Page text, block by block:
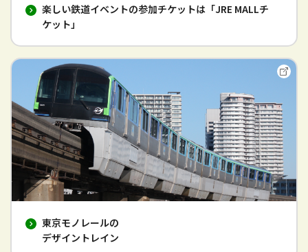
楽しい鉄道イベントの参加チケットは「JRE MALLチ
ケット」
東京モノレールの
デザイントレイン